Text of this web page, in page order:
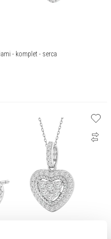
- komplet - serca